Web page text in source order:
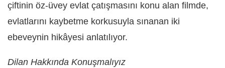
çiftinin öz-üvey evlat çatışmasını konu alan filmde,
evlatlarını kaybetme korkusuyla sınanan iki
ebeveynin hikâyesi anlatılıyor.
Dilan Hakkında Konuşmalıyız